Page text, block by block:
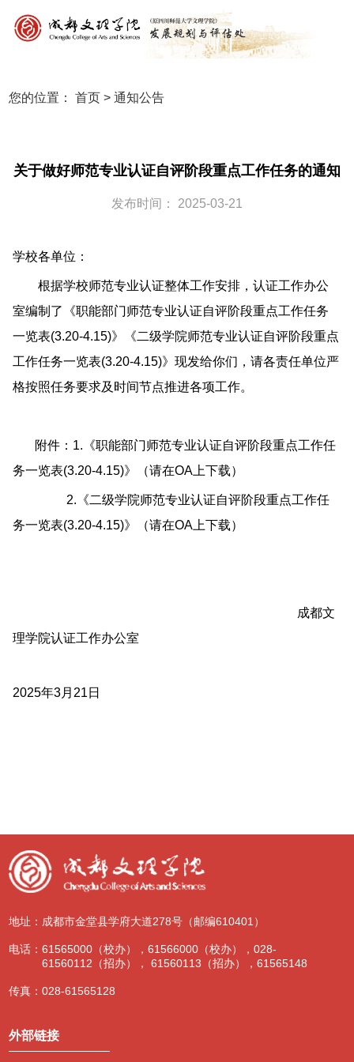
您的位置： 首页 >通知公告
关于做好师范专业认证自评阶段重点工作任务的通知
发布时间： 2025-03-21
学校各单位：
根据学校师范专业认证整体工作安排，认证工作办公
室编制了《职能部门师范专业认证自评阶段重点工作任务
一览表(3.20-4.15)》《二级学院师范专业认证自评阶段重点
工作任务一览表(3.20-4.15)》现发给你们，请各责任单位严
格按照任务要求及时间节点推进各项工作。
附件：1.《职能部门师范专业认证自评阶段重点工作任
务一览表(3.20-4.15)》（请在OA上下载）
2.《二级学院师范专业认证自评阶段重点工作任
务一览表(3.20-4.15)》（请在OA上下载）
成都文
理学院认证工作办公室
2025年3月21日
地址： 成都市金堂县学府大道278号（邮编610401）
电话：61565000（校办），61566000（校办），028-
61560112（招办）， 61560113（招办），61565148
传真：028-61565128
外部链接